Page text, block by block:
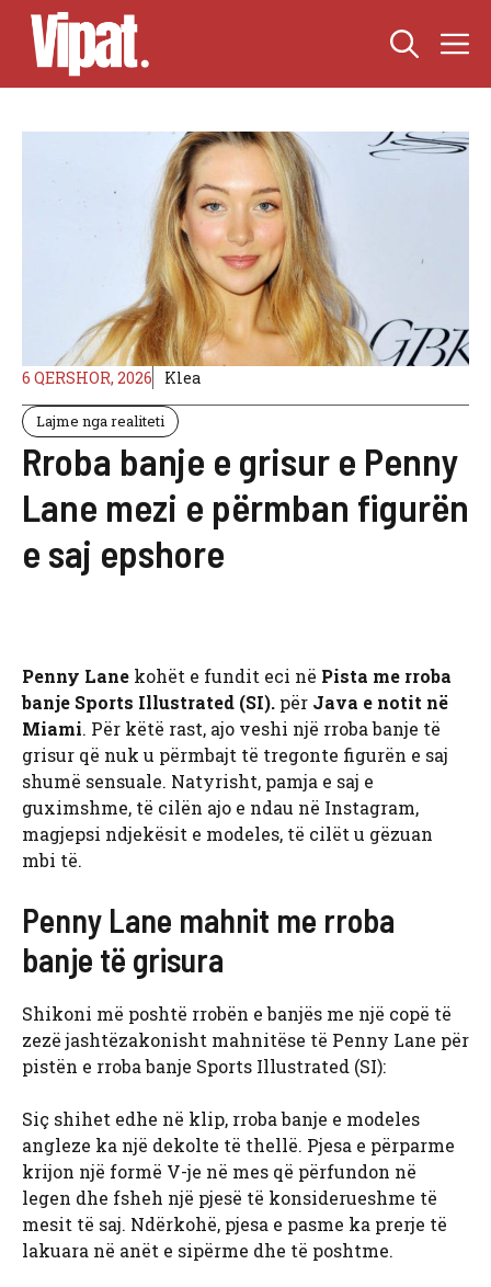
Skip
content
6 QERSHOR, 2026 Klea
Lajme nga realiteti
Rroba banje e grisur e Penny
Lane mezi e përmban figurën
e saj epshore
Penny Lane kohët e fundit eci në Pista me rroba
banje Sports Illustrated (SI). për Java e notit në
Miami. Për këtë rast, ajo veshi një rroba banje të
grisur që nuk u përmbajt të tregonte figurën e saj
shumë sensuale. Natyrisht, pamja e saj e
guximshme, të cilën ajo e ndau në Instagram,
magjepsi ndjekësit e modeles, të cilët u gëzuan
mbi të.
Penny Lane mahnit me rroba
banje të grisura
Shikoni më poshtë rrobën e banjës me një copë të
zezë jashtëzakonisht mahnitëse të Penny Lane për
pistën e rroba banje Sports Illustrated (SI):
Siç shihet edhe në klip, rroba banje e modeles
angleze ka një dekolte të thellë. Pjesa e përparme
krijon një formë V-je në mes që përfundon në
legen dhe fsheh një pjesë të konsiderueshme të
mesit të saj. Ndërkohë, pjesa e pasme ka prerje të
lakuara në anët e sipërme dhe të poshtme.